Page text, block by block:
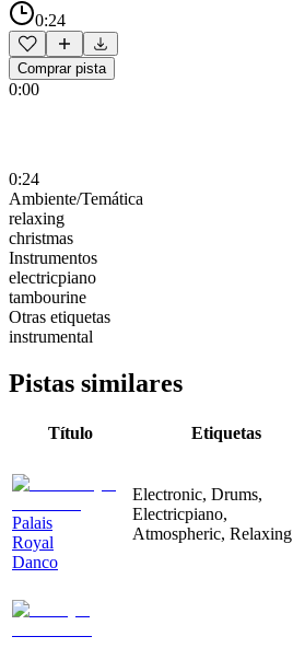
0:24
Comprar pista
0:00
0:24
Ambiente/Temática
relaxing
christmas
Instrumentos
electricpiano
tambourine
Otras etiquetas
instrumental
Pistas similares
Título Etiquetas
Palais
Royal
Danco
Electronic, Drums,
Electricpiano,
Atmospheric, Relaxing